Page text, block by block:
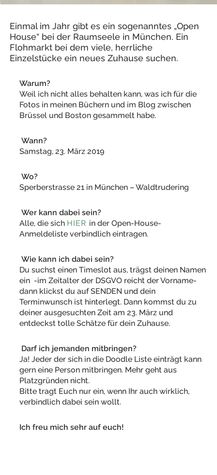
Einmal im Jahr gibt es ein sogenanntes „Open
House“ bei der Raumseele in München. Ein
Flohmarkt bei dem viele, herrliche
Einzelstücke ein neues Zuhause suchen.
Warum?
Weil ich nicht alles behalten kann, was ich für die
Fotos in meinen Büchern und im Blog zwischen
Brüssel und Boston gesammelt habe.
Wann?
Samstag, 23. März 2019
Wo?
Sperberstrasse 21 in München – Waldtrudering
Wer kann dabei sein?
Alle, die sich HIER in der Open-House-
Anmeldeliste verbindlich eintragen.
Wie kann ich dabei sein?
Du suchst einen Timeslot aus, trägst deinen Namen
ein -im Zeitalter der DSGVO reicht der Vorname-
dann klickst du auf SENDEN und dein
Terminwunsch ist hinterlegt. Dann kommst du zu
deiner ausgesuchten Zeit am 23. März und
entdeckst tolle Schätze für dein Zuhause.
Darf ich jemanden mitbringen?
Ja! Jeder der sich in die Doodle Liste einträgt kann
gern eine Person mitbringen. Mehr geht aus
Platzgründen nicht.
Bitte tragt Euch nur ein, wenn Ihr auch wirklich,
verbindlich dabei sein wollt.
Ich freu mich sehr auf euch!